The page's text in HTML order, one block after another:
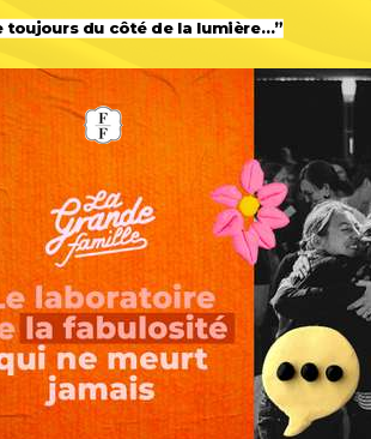
toujours du côté de la lumière…”